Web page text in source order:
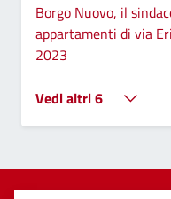
Borgo Nuovo, il
appartamenti di via
2023
Vedi altri 6